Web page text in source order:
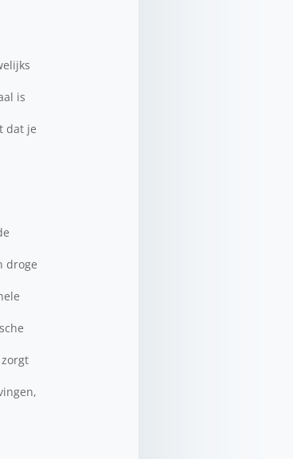
is
dat je
droge